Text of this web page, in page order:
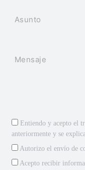
Entiendo y acepto el
anteriormente y se
Autorizo el envío de
Acepto recibir